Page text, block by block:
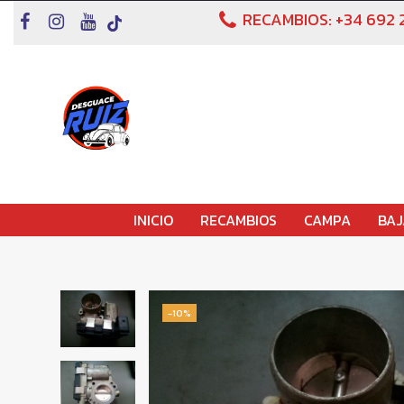
RECAMBIOS: +34 692
INICIO RECAMBIOS CAMPA
-10%